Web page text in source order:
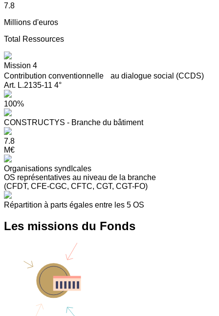
7.8
Millions d'euros
Total Ressources
Mission 4
Contribution conventionnelle au dialogue social (CCDS)
Art. L.2135-11 4°
100%
CONSTRUCTYS - Branche du bâtiment
7.8
M€
Organisations syndIcales
OS représentatives au niveau de la branche
(CFDT, CFE-CGC, CFTC, CGT, CGT-FO)
Répartition à parts égales entre les 5 OS
Les missions du Fonds